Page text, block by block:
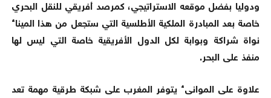
ودوليا بفضل موقعه الاستراتيجي، كمرصد أفريقي للنقل البحري
خاصة بعد المبادرة الملكية الأطلسية التي ستجعل من هذا الميناء
نواة شراكة وبوابة لكل الدول الأفريقية خاصة التي ليس لها
منفذ على البحر.
علاوة على الموانىء يتوفر المغرب على شبكة طرقية مهمة تعد